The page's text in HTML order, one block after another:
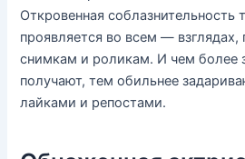
Откровенная соблазнительность
проявляется во всем — взглядах,
снимкам и роликам. И чем более
получают, тем обильнее
лайками и репостами.